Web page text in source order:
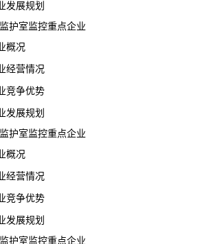
规划
室监控重点企业
况
营情况
争优势
规划
室监控重点企业
况
营情况
争优势
规划
室监控重点企业